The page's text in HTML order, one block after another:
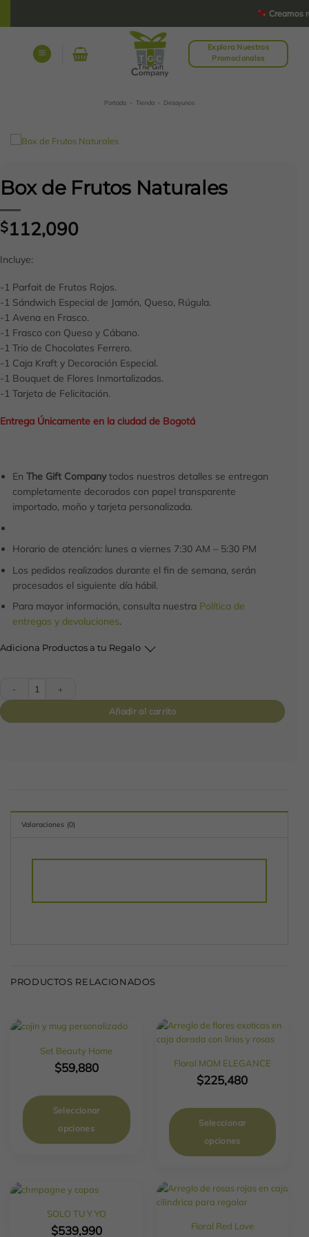
Creamos
Explora Nuestros
Promocionales
Portada Tienda Desayunos
Box de Frutos Naturales
$112,090
Incluye:
-1 Parfait de Frutos Rojos.
-1 Sándwich Especial de Jamón, Queso, Rúgula.
-1 Avena en Frasco.
-1 Frasco con Queso y Cábano.
-1 Trio de Chocolates Ferrero.
-1 Caja Kraft y Decoración Especial.
-1 Bouquet de Flores Inmortalizadas.
-1 Tarjeta de Felicitación.
Entrega Únicamente en la ciudad de Bogotá
En The Gift Companytodos nuestros detalles se entregan
completamente decorados con papel transparente
importado, moño y tarjeta personalizada.
Horario de atención: lunes a viernes 7:30 AM – 5:30 PM
Los pedidos realizados durante el fin de semana, serán
procesados el siguiente día hábil.
Para mayor información, consulta nuestra Política de
entregas y devoluciones.
Adiciona Productos a tu Regalo
Añadir al carrito
Valoraciones (0)
PRODUCTOS RELACIONADOS
Set Beauty Home
$59,880
Seleccionar
opciones
Floral MOM ELEGANCE
$225,480
Seleccionar
opciones
SOLO TU Y YO
$539,990 Floral Red Love